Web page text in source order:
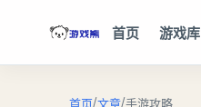
首页 游戏库
首页/文章/手游攻略